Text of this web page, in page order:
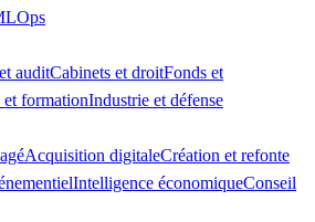
auditCabinets et droitFonds et
formationIndustrie et défense
Acquisition digitaleCréation et refonte
Intelligence économiqueConseil